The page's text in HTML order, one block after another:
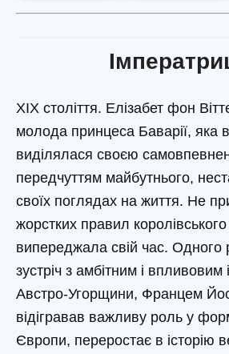
ХІХ століття. Елізабет фон
молода принцеса Баварії, яка
виділялася своєю
передчуттям майбутнього,
своїх поглядах на життя. Не
жорстких правил
випереджала свій час. Одного
зустріч з амбітним і
Австро-Угорщини, Францем
відігравав важливу роль у
Європи, переростає в історію